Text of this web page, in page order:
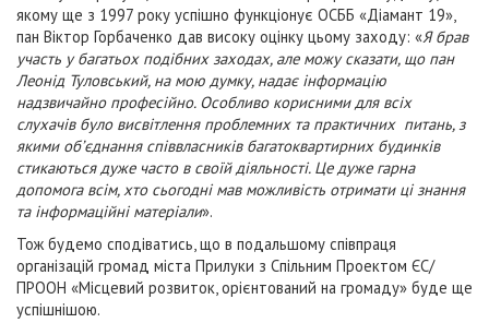
якому ще з 1997 року успішно функціонує ОСББ «Діамант 19»,
пан Віктор Горбаченко дав високу оцінку цьому заходу: «Я брав
участь у багатьох подібних заходах, але можу сказати, що пан
Леонід Туловський, на мою думку, надає інформацію
надзвичайно професійно. Особливо корисними для всіх
слухачів було висвітлення проблемних та практичних питань, з
якими об’єднання співвласників багатоквартирних будинків
стикаються дуже часто в своїй діяльності. Це дуже гарна
допомога всім, хто сьогодні мав можливість отримати ці знання
та інформаційні матеріали».
Тож будемо сподіватись, що в подальшому співпраця
організацій громад міста Прилуки з Спільним Проектом ЄС/
ПРООН «Місцевий розвиток, орієнтований на громаду» буде ще
успішнішою.